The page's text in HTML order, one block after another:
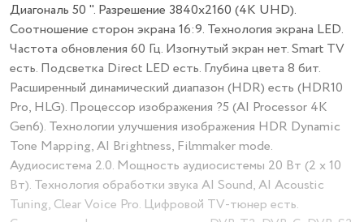
Диагональ 50 ". Разрешение 3840x2160 (4K UHD).
Соотношение сторон экрана 16:9. Технология экрана LED.
Частота обновления 60 Гц. Изогнутый экран нет. Smart TV
есть. Подсветка Direct LED есть. Глубина цвета 8 бит.
Расширенный динамический диапазон (HDR) есть (HDR10
Pro, HLG). Процессор изображения ?5 (AI Processor 4K
Gen6). Технологии улучшения изображения HDR Dynamic
Tone Mapping, AI Brightness, Filmmaker mode.
Аудиосистема 2.0. Мощность аудиосистемы 20 Вт (2 x 10
Вт). Технология обработки звука AI Sound, AI Acoustic
Tuning, Clear Voice Pro. Цифровой TV-тюнер есть.